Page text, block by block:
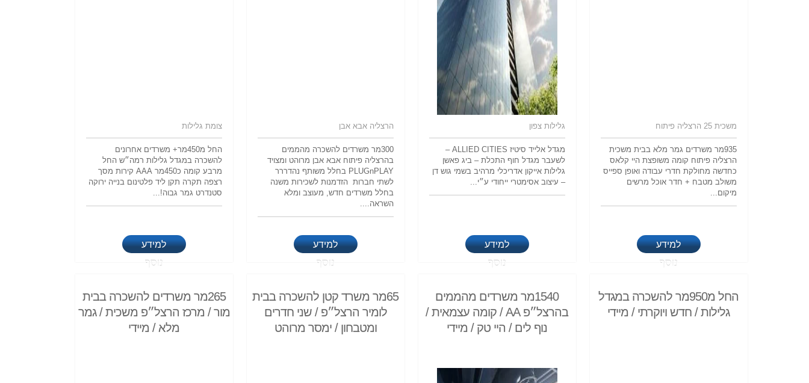
משכית 25 הרצליה פיתוח
935מר משרדים גמר מלא בבית משכית
הרצליה פיתוח קומה משופצת היי קלאס
כחדשה מחולקת חדרי עבודה ואופן ספייס
משולב מטבח + חדר אוכל מרשים
מיקום...
למידע
נוסף
גלילות צפון
מגדל אלייד סיטיז ALLIED CITIES –
לשעבר מגדל חוף התכלת – ביג פאשן
גלילות אייקון אדריכלי מרהיב בשמי גוש דן
– עיצוב אסימטרי ייחודי ע״י...
למידע
נוסף
הרצליה אבא אבן
300מר משרדים להשכרה מהממים
בהרצליה פיתוח אבא אבן מרוהט ומצויד
PLUGnPLAY בחלל משותף נהדררר
לשתי חברות הזדמנות לשכירות משנה
בחלל משרדים חדש, מעוצב ומלא
השראה....
למידע
נוסף
צומת גלילות
החל מ450מר+ משרדים אחרונים
להשכרה במגדל גלילות רמה״ש החל
מרבע קומה כ450מר AAA קירות מסך
רצפה תקרה תקן ליד פלטינום בנייה ירוקה
סטנדרט גמר גבוה!...
למידע
נוסף
החל מ950מר להשכרה במגדל
גלילות / חדש ויוקרתי / מיידי
1540מר משרדים מהממים
בהרצל״פ AA / קומה עצמאית /
נוף לים / היי טק / מיידי
65מר משרד קטן להשכרה בבית
לומיר הרצל״פ / שני חדרים
ומטבחון / ימסר מרוהט
265מר משרדים להשכרה בבית
מור / מרכז הרצל״פ משכית / גמר
מלא / מיידי